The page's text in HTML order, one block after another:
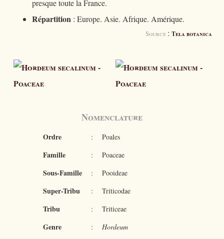
presque toute la France.
Répartition : Europe. Asie. Afrique. Amérique.
Source : Tela botanica
Nomenclature
Ordre : Poales
Famille : Poaceae
Sous-Famille : Pooideae
Super-Tribu : Triticodae
Tribu : Triticeae
Genre : Hordeum